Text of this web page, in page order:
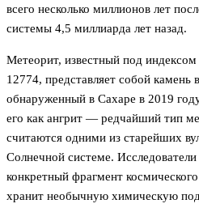
всего несколько миллионов лет
системы 4,5 миллиарда лет назад.
Метеорит, известный под
12774, представляет собой камень
обнаруженный в Сахаре в 2019
его как ангрит — редчайший тип
считаются одними из старейших
Солнечной системе.
конкретный фрагмент
хранит необычную химическую